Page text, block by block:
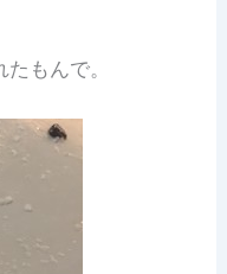
もんで。